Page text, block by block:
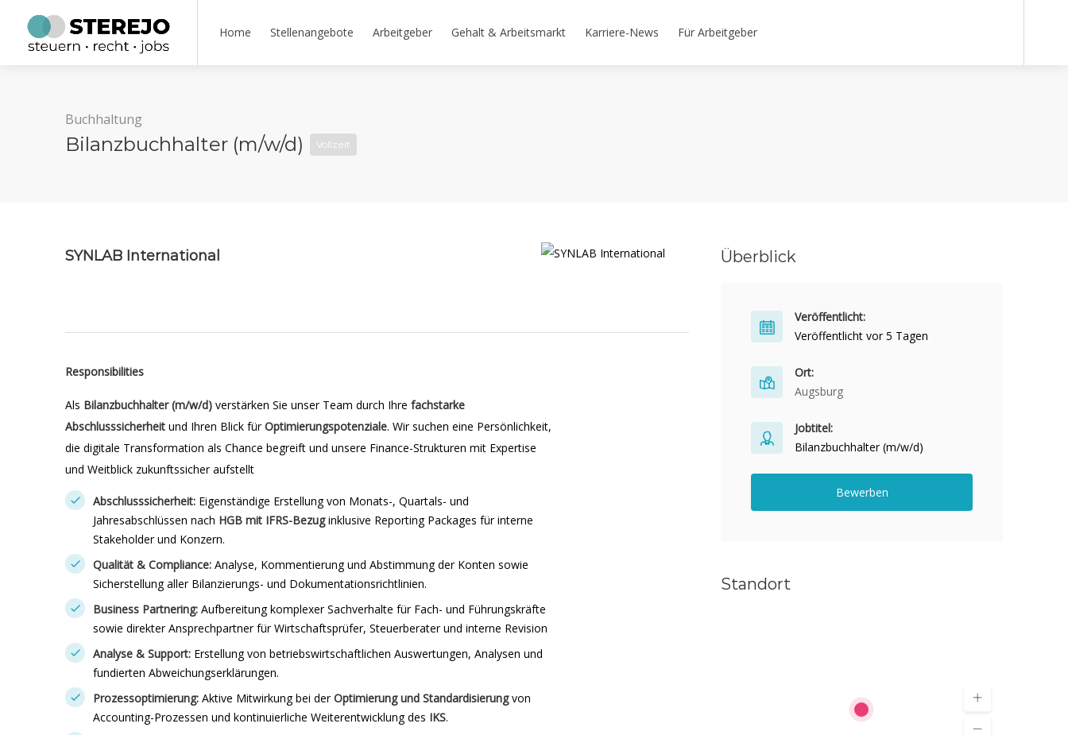
Home Stellenangebote Arbeitgeber Gehalt & Arbeitsmarkt Karriere-News Für Arbeitgeber
Buchhaltung
Bilanzbuchhalter (m/w/d) Vollzeit
SYNLAB International
Responsibilities
Als Bilanzbuchhalter (m/w/d) verstärken Sie unser Team durch Ihre fachstarke
Abschlusssicherheit und Ihren Blick fürOptimierungspotenziale. Wir suchen eine Persönlichkeit,
die digitale Transformation als Chance begreift und unsere Finance-Strukturen mit Expertise
und Weitblick zukunftssicher aufstellt
Abschlusssicherheit: Eigenständige Erstellung von Monats-, Quartals- und
Jahresabschlüssen nach HGB mit IFRS-Bezuginklusive Reporting Packages für interne
Stakeholder und Konzern.
Qualität & Compliance: Analyse, Kommentierung und Abstimmung der Konten sowie
Sicherstellung aller Bilanzierungs- und Dokumentationsrichtlinien.
Business Partnering: Aufbereitung komplexer Sachverhalte für Fach- und Führungskräfte
sowie direkter Ansprechpartner für Wirtschaftsprüfer, Steuerberater und interne Revision
Analyse & Support: Erstellung von betriebswirtschaftlichen Auswertungen, Analysen und
fundierten Abweichungserklärungen.
Prozessoptimierung: Aktive Mitwirkung bei derOptimierung und Standardisierungvon
Accounting-Prozessen und kontinuierliche Weiterentwicklung des IKS.
Überblick
Veröffentlicht:
Veröffentlicht vor 5 Tagen
Ort:
Augsburg
Jobtitel:
Bilanzbuchhalter (m/w/d)
Bewerben
Standort